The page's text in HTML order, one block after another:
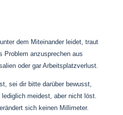
dem Miteinander leidet, traut
Problem anzusprechen aus
oder gar Arbeitsplatzverlust.
sei dir bitte darüber bewusst,
meidest, aber nicht löst.
sich keinen Millimeter.